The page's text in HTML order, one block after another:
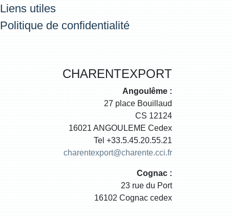
Liens utiles
Politique de confidentialité
CHARENTEXPORT
Angoulême :
27 place Bouillaud
CS 12124
16021 ANGOULEME Cedex
Tel +33.5.45.20.55.21
charentexport@charente.cci.fr
Cognac :
23 rue du Port
16102 Cognac cedex